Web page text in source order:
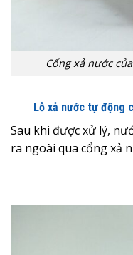
Cổng xả nước
Lỗ xả nước tự động
Sau khi được xử lý,
ra ngoài qua cổng xả